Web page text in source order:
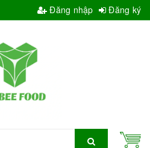
Đăng nhập Đăng ký